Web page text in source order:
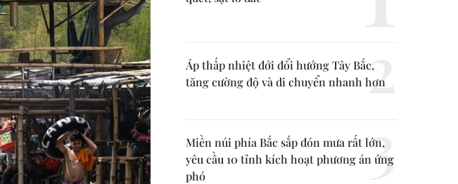
Áp thấp nhiệt đới đổi hướng Tây Bắc,
tăng cường độ và di chuyển nhanh hơn
Miền núi phía Bắc sắp đón mưa rất lớn,
yêu cầu 10 tỉnh kích hoạt phương án ứng
phó